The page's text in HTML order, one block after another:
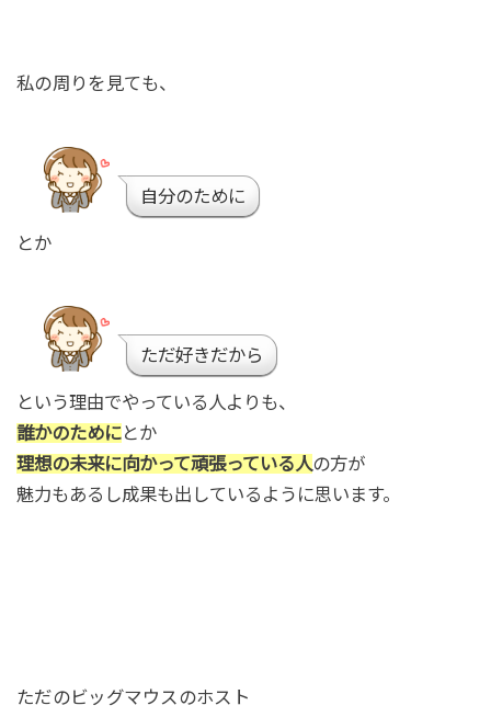
私の周りを見ても、
自分のために
とか
ただ好きだから
という理由でやっている人よりも、
誰かのためにとか
理想の未来に向かって頑張っている人の方が
魅力もあるし成果も出しているように思います。
ただのビッグマウスのホスト